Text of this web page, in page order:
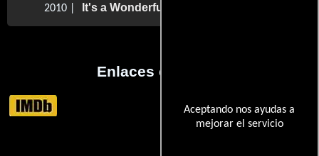
Aceptando nos ayudas a
mejorar el servicio
2010 | It's a Wonderful Afterlife
Enlaces externos